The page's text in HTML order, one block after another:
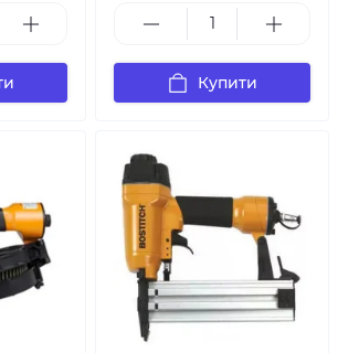
Купити